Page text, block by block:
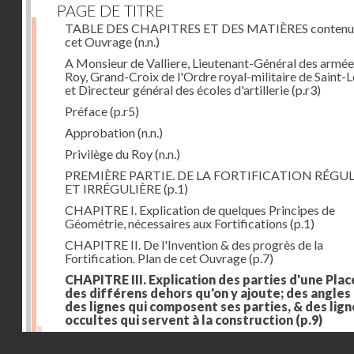
PAGE DE TITRE
TABLE DES CHAPITRES ET DES MATIÈRES
cet Ouvrage(n.n.)
A Monsieur de Valliere, Lieutenant-Général des
Roy, Grand-Croix de l'Ordre royal-militaire de Saint-
et Directeur général des écoles d'artillerie(p.r3)
Préface(p.r5)
Approbation(n.n.)
Privilège du Roy(n.n.)
PREMIÈRE PARTIE. DE LA FORTIFICATION
ET IRRÉGULIÈRE(p.1)
CHAPITRE I. Explication de quelques Principes de
Géométrie, nécessaires aux Fortifications (p.1)
CHAPITRE II. De l'Invention & des progrès de la
Fortification. Plan de cet Ouvrage(p.7)
CHAPITRE III. Explication des parties d'une
des différens dehors qu'on y ajoute; des angles
des lignes qui composent ses parties, & des
occultes qui servent à la construction (p.9)
Des lignes & des angles qui composent les parties